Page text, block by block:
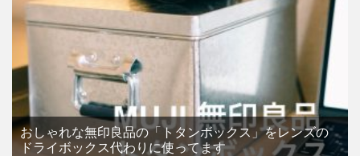
おしゃれな無印良品の「トタンボックス」をレンズの
ドライボックス代わりに使ってます